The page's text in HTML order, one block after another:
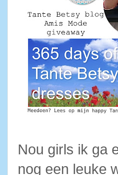
Nou girls ik ga
nog een leuke